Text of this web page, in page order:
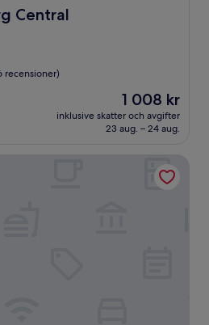
Central
recensioner)
Priset
är
1 008 kr
1 008 kr
inklusive skatter och avgifter
23 aug. – 24 aug.